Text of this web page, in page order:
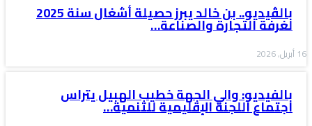
بالڤيديو.. بن خالد يبرز حصيلة أشغال سنة 2025
لغرفة التجارة والصناعة…
16 أبريل, 2026
بالفيديو: والي الجهة خطيب الهبيل يتراس
اجتماع اللجنة الإقليمية للتنمية…